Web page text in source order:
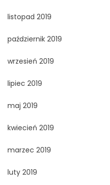
listopad 2019
październik 2019
wrzesień 2019
lipiec 2019
maj 2019
kwiecień 2019
marzec 2019
luty 2019